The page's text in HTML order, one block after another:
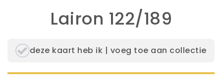
Lairon 122/189
deze kaart heb ik | voeg toe aan collectie